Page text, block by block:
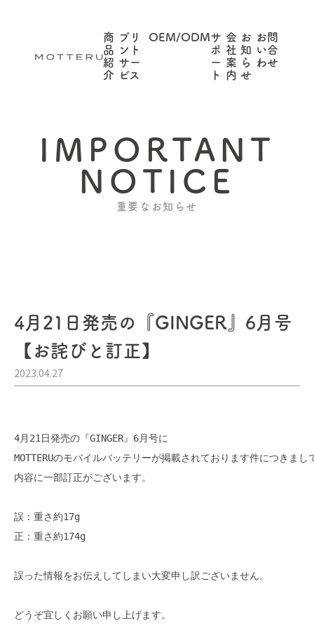
商
品
紹
介
プリ
ント
サー
ビス
OEM/ODMサ
ポ
ー
ト
会
社
案
内
お
知
ら
せ
お問
い合
わせ
IMPORTANT
NOTICE
重要なお知らせ
2023.04.27
4月21日発売の『GINGER』6月号
【お詫びと訂正】
4月21日発売の『GINGER』6月号に
MOTTERUのモバイルバッテリーが掲載されております件につきまし
内容に一部訂正がございます。
誤：重さ約17g
正：重さ約174g
誤った情報をお伝えしてしまい大変申し訳ございません。
どうぞ宜しくお願い申し上げます。